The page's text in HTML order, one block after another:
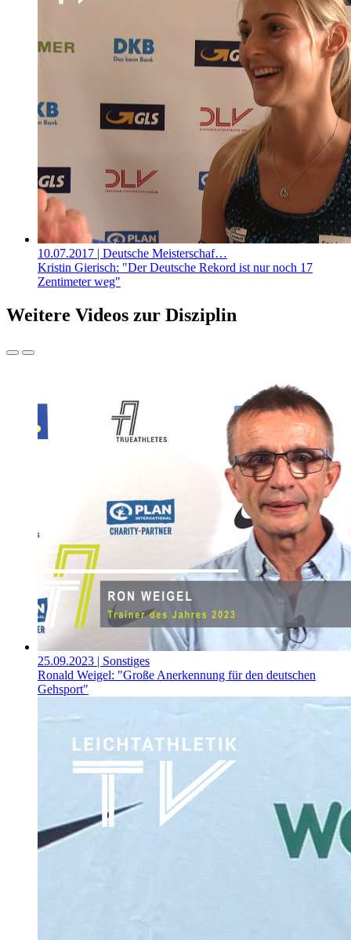
10.07.2017 | Deutsche Meisterschaf…
Kristin Gierisch: "Der Deutsche Rekord ist nur noch 17
Zentimeter weg"
Weitere Videos zur Disziplin
25.09.2023 | Sonstiges
Ronald Weigel: "Große Anerkennung für den deutschen
Gehsport"